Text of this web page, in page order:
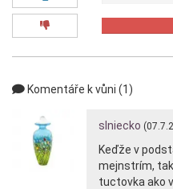
Komentáře k vůni (1)
slniecko
Keďže v
mejnstrím,
tuctovka ako